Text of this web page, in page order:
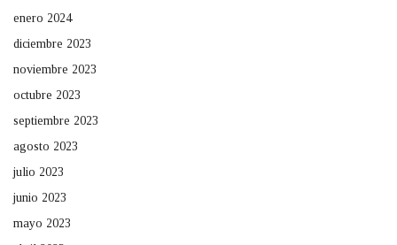
enero 2024
diciembre 2023
noviembre 2023
octubre 2023
septiembre 2023
agosto 2023
julio 2023
junio 2023
mayo 2023